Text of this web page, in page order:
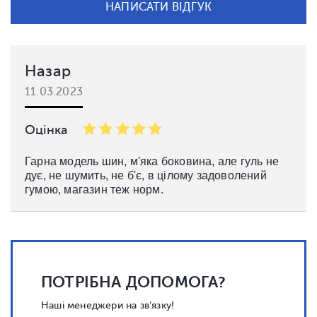
НАПИСАТИ ВІДГУК
Назар
11.03.2023
Оцінка
Гарна модель шин, м'яка боковина, але гуль не
дує, не шумить, не б'є, в цілому задоволений
гумою, магазин теж норм.
ПОТРІБНА ДОПОМОГА?
Наші менеджери на зв'язку!